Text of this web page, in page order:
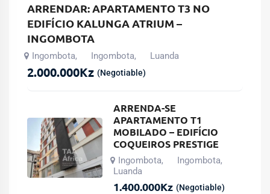
ARRENDAR: APARTAMENTO T3 NO
EDIFÍCIO KALUNGA ATRIUM –
INGOMBOTA
Ingombota, Ingombota, Luanda
2.000.000Kz (Negotiable)
ARRENDA-SE
APARTAMENTO T1
MOBILADO – EDIFÍCIO
COQUEIROS PRESTIGE
Ingombota, Ingombota,
Luanda
1.400.000Kz (Negotiable)